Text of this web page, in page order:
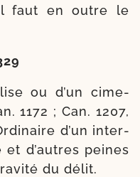
faut en outre le
ou d’un cime­
1172 ; Can. 1207,
d’un inter­
et d’autres peines
du délit.